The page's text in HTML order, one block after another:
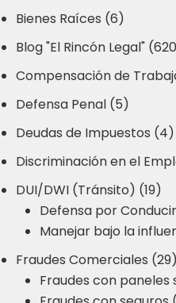
Bienes Raíces (6)
Blog "El Rincón Legal"
Compensación de
Defensa Penal (5)
Deudas de Impuestos (4)
Discriminación en el
DUI/DWI (Tránsito) (19)
Defensa por
Manejar bajo la
Fraudes Comerciales (29)
Fraudes con paneles